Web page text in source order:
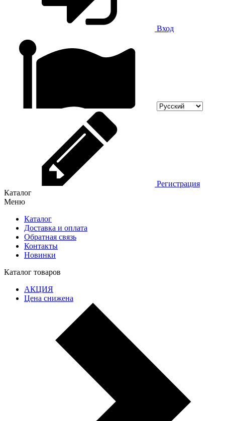
Вход
Регистрация
Каталог
Меню
Каталог
Доставка и оплата
Обратная связь
Контакты
Новинки
Каталог товаров
АКЦИЯ
Цена снижена